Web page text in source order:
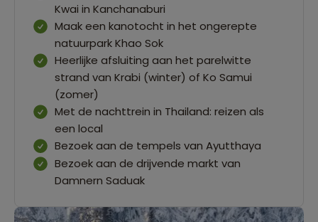
Kwai in Kanchanaburi
Maak een kanotocht in het ongerepte
natuurpark Khao Sok
Heerlijke afsluiting aan het parelwitte
strand van Krabi (winter) of Ko Samui
(zomer)
Met de nachttrein in Thailand: reizen als
een local
Bezoek aan de tempels van Ayutthaya
Bezoek aan de drijvende markt van
Damnern Saduak